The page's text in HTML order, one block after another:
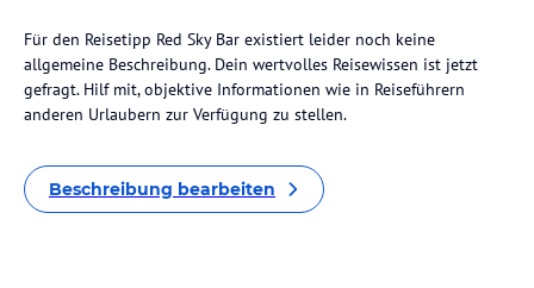
Für den Reisetipp Red Sky Bar existiert leider noch keine
allgemeine Beschreibung. Dein wertvolles Reisewissen ist jetzt
gefragt. Hilf mit, objektive Informationen wie in Reiseführern
anderen Urlaubern zur Verfügung zu stellen.
Beschreibung bearbeiten